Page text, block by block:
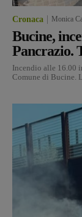
Cronaca Monica
Bucine,
Pancrazio.
Incendio alle 16.00
Comune di Bucine.